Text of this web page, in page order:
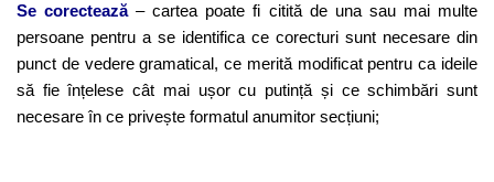
Se corectează – cartea poate fi citită de una sau mai multe
persoane pentru a se identifica ce corecturi sunt necesare din
punct de vedere gramatical, ce merită modificat pentru ca ideile
să fie înțelese cât mai ușor cu putință și ce schimbări sunt
necesare în ce privește formatul anumitor secțiuni;